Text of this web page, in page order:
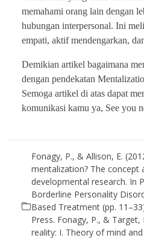
memahami orang lain dengan
hubungan interpersonal. Ini
empati, aktif mendengarkan,
Demikian artikel bagaimana
dengan pendekatan
Semoga artikel di atas dapat
komunikasi kamu ya, See you
Fonagy, P., & Allison, E.
mentalization? The concept
developmental research. In
Borderline Personality
Based Treatment (pp.
Press. Fonagy, P., & Target,
reality: I. Theory of mind